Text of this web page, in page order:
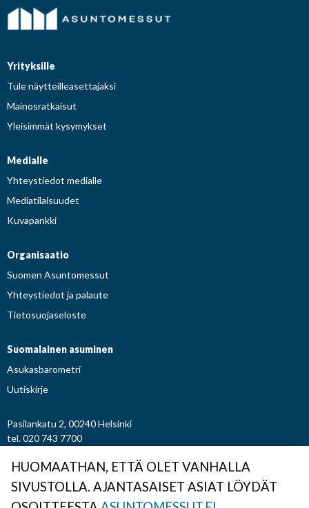
Yrityksille
Tule näytteilleasettajaksi
Mainosratkaisut
Yleisimmät kysymykset
Medialle
Yhteystiedot medialle
Mediatilaisuudet
Kuvapankki
Organisaatio
Suomen Asuntomessut
Yhteystiedot ja palaute
Tietosuojaseloste
Suomalainen asuminen
Asukasbarometri
Uutiskirje
Pasilankatu 2, 00240 Helsinki
tel. 020 743 7700
© Osuuskunta Suomen Asuntomessut
HUOMAATHAN, ETTÄ OLET VANHALLA
SIVUSTOLLA. AJANTASAISET ASIAT LÖYDÄT